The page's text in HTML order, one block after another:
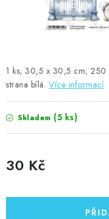
Podmínky ochrany
Jak nakupovat
1 ks; 30,5 x 30,5 cm; 250
strana bílá. Více informací
Skladem (5 ks)
30 Kč